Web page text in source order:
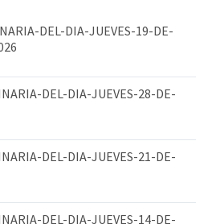
DEL-DIA-JUEVES-19-DE-
DEL-DIA-JUEVES-28-DE-
DEL-DIA-JUEVES-21-DE-
DEL-DIA-JUEVES-14-DE-